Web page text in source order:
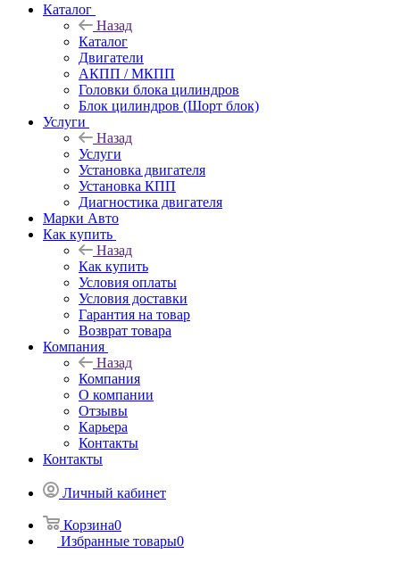
Каталог
Назад
Каталог
Двигатели
АКПП / МКПП
Головки блока цилиндров
Блок цилиндров (Шорт блок)
Услуги
Назад
Услуги
Установка двигателя
Установка КПП
Диагностика двигателя
Марки Авто
Как купить
Назад
Как купить
Условия оплаты
Условия доставки
Гарантия на товар
Возврат товара
Компания
Назад
Компания
О компании
Отзывы
Карьера
Контакты
Контакты
Личный кабинет
Корзина0
Избранные товары0